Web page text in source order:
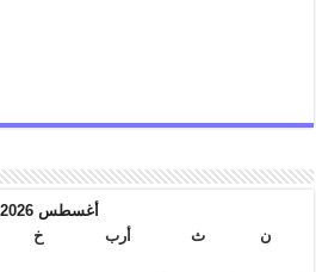
أغسطس 2026
ن
ث أرب خ